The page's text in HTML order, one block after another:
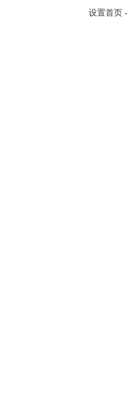
设置首页-